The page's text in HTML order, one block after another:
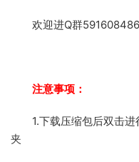
欢迎进Q群
注意事项：
1.下载压缩包后双击
夹